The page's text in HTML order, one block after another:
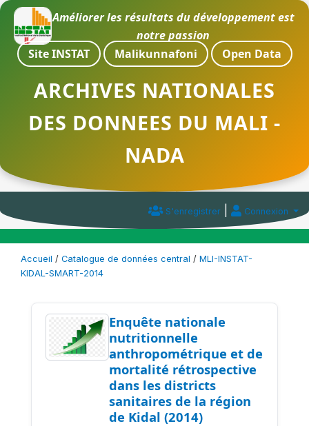
Améliorer les résultats du développement est
notre passion
Site INSTAT
Malikunnafoni Open Data
ARCHIVES NATIONALES
DES DONNEES DU MALI -
NADA
S'enregistrer | Connexion
Accueil / Catalogue de données central / MLI-INSTAT-
KIDAL-SMART-2014
Enquête nationale
nutritionnelle
anthropométrique et de
mortalité rétrospective
dans les districts
sanitaires de la région
de Kidal (2014)